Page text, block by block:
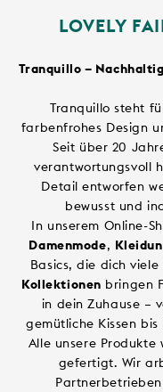
LOVELY
Tranquillo –
Tranquillo steht
farbenfrohes Design
Seit über 20
verantwortungsvoll
Detail entworfen
bewusst und
In unserem Online-
Damenmode,
Basics, die dich
Kollektionen bringen
in dein Zuhause –
gemütliche Kissen
Alle unsere
gefertigt. Wir